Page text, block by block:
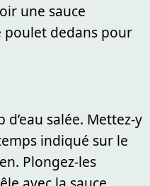
une sauce
poulet dedans pour
salée. Mettez-y
indiqué sur le
Plongez-les